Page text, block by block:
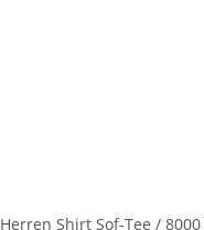
Herren Shirt Sof-Tee / 8000